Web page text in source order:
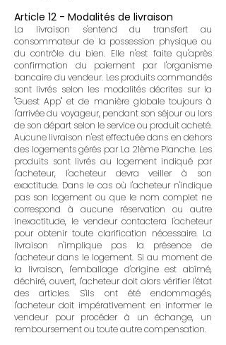
Article 12 - Modalités de livraison
La livraison s'entend du transfert au
consommateur de la possession physique ou
du contrôle du bien. Elle n'est faite qu'après
confirmation du paiement par l'organisme
bancaire du vendeur. Les produits commandés
sont livrés selon les modalités décrites sur la
"Guest App" et de manière globale toujours à
l'arrivée du voyageur, pendant son séjour ou lors
de son départ selon le service ou produit acheté.
Aucune livraison n'est effectuée dans en dehors
des logements gérés par La 21ème Planche. Les
produits sont livrés au logement indiqué par
l'acheteur, l'acheteur devra veiller à son
exactitude. Dans le cas où l'acheteur n'indique
pas son logement ou que le nom complet ne
correspond à aucune réservation ou autre
inexactitude, le vendeur contactera l'acheteur
pour obtenir toute clarification nécessaire. La
livraison n'implique pas la présence de
l'acheteur dans le logement. Si au moment de
la livraison, l'emballage d'origine est abîmé,
déchiré, ouvert, l'acheteur doit alors vérifier l'état
des articles. S'ils ont été endommagés,
l'acheteur doit impérativement en informer le
vendeur pour procéder à un échange, un
remboursement ou toute autre compensation.